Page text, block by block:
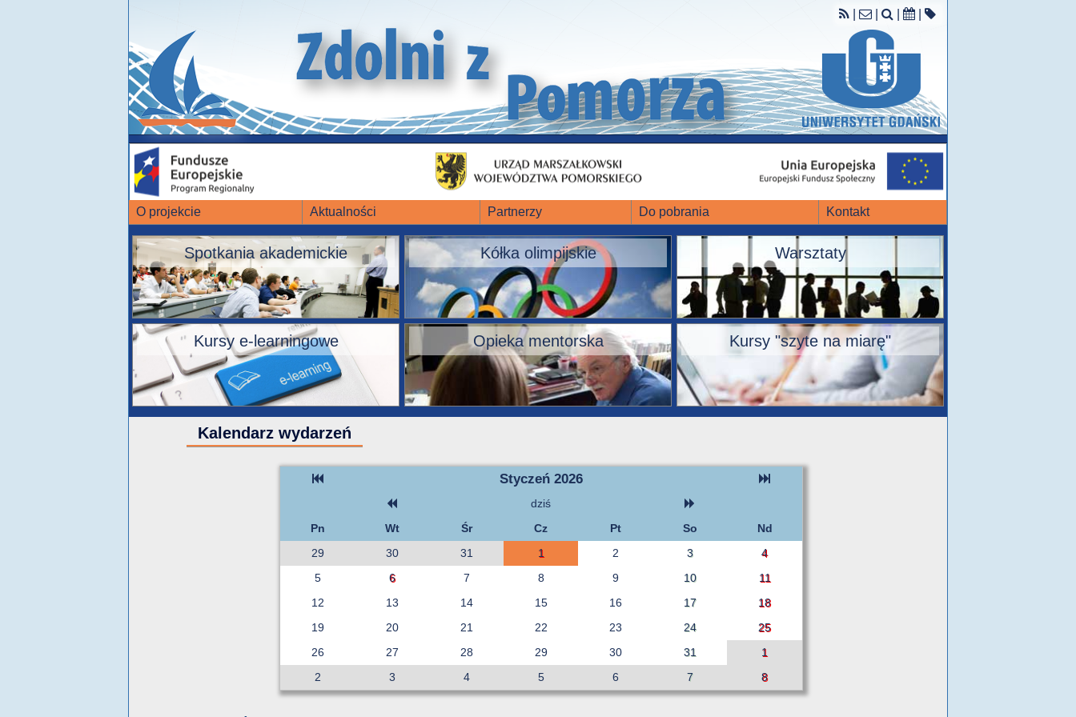
O projekcie Aktualności Partnerzy Do pobrania Kontakt
Spotkania akademickie Kółka olimpijskie Warsztaty
Kursy e-learningowe Opieka mentorska Kursy "szyte na miarę"
Kalendarz wydarzeń
Styczeń 2026
dziś
Pn
Wt Śr Cz Pt So
Nd
29
30 31 1 2 3
4
5
6 7 8 9 10
11
12
13 14 15 16 17
18
19
20 21 22 23 24
25
26
27 28 29 30 31
1
2
3 4 5 6 7 8